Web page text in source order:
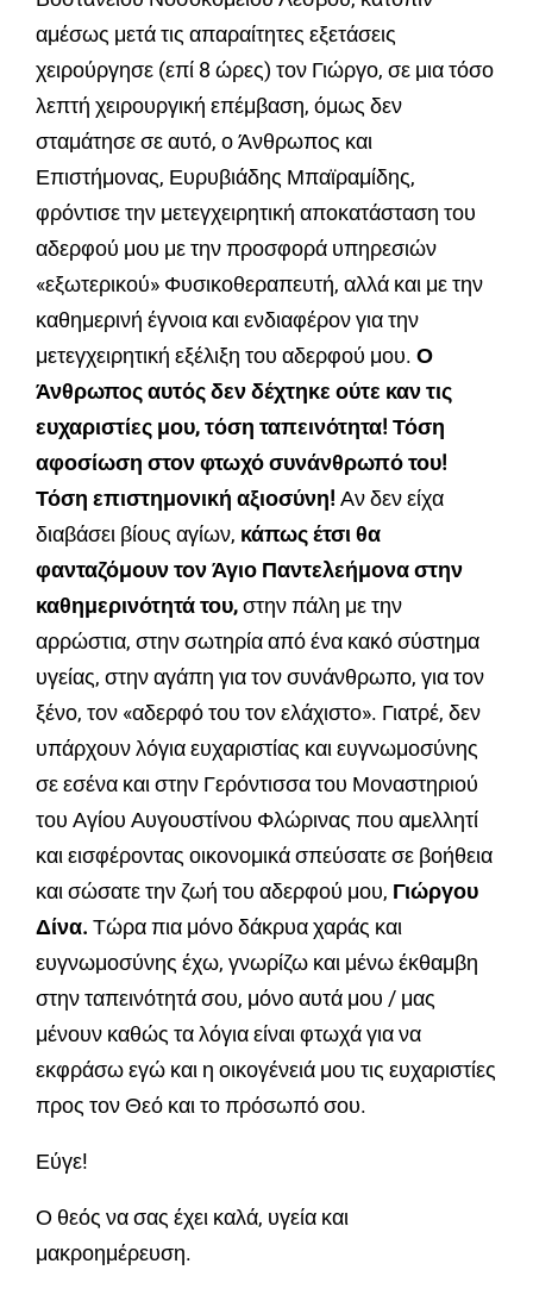
αμέσως μετά τις απαραίτητες εξετάσεις
χειρούργησε (επί 8 ώρες) τον Γιώργο, σε μια τόσο
λεπτή χειρουργική επέμβαση, όμως δεν
σταμάτησε σε αυτό, ο Άνθρωπος και
Επιστήμονας, Ευρυβιάδης Μπαϊραμίδης,
φρόντισε την μετεγχειρητική αποκατάσταση του
αδερφού μου με την προσφορά υπηρεσιών
«εξωτερικού» Φυσικοθεραπευτή, αλλά και με την
καθημερινή έγνοια και ενδιαφέρον για την
μετεγχειρητική εξέλιξη του αδερφού μου. Ο
Άνθρωπος αυτός δεν δέχτηκε ούτε καν τις
ευχαριστίες μου, τόση ταπεινότητα! Τόση
αφοσίωση στον φτωχό συνάνθρωπό του!
Τόση επιστημονική αξιοσύνη! Αν δεν είχα
διαβάσει βίους αγίων, κάπως έτσι θα
φανταζόμουν τον Άγιο Παντελεήμονα στην
καθημερινότητά του,στην πάλη με την
αρρώστια, στην σωτηρία από ένα κακό σύστημα
υγείας, στην αγάπη για τον συνάνθρωπο, για τον
ξένο, τον «αδερφό του τον ελάχιστο». Γιατρέ, δεν
υπάρχουν λόγια ευχαριστίας και ευγνωμοσύνης
σε εσένα και στην Γερόντισσα του Μοναστηριού
του Αγίου Αυγουστίνου Φλώρινας που αμελλητί
και εισφέροντας οικονομικά σπεύσατε σε βοήθεια
και σώσατε την ζωή του αδερφού μου, Γιώργου
Δίνα. Τώρα πια μόνο δάκρυα χαράς και
ευγνωμοσύνης έχω, γνωρίζω και μένω έκθαμβη
στην ταπεινότητά σου, μόνο αυτά μου / μας
μένουν καθώς τα λόγια είναι φτωχά για να
εκφράσω εγώ και η οικογένειά μου τις ευχαριστίες
προς τον Θεό και το πρόσωπό σου.
Εύγε!
Ο θεός να σας έχει καλά, υγεία και
μακροημέρευση.